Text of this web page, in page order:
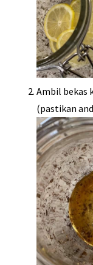
Ambil bekas
(pastikan